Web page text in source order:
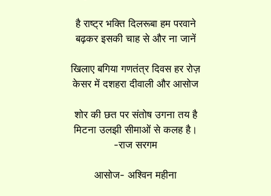
है राष्ट्र भक्ति दिलरूबा हम परवाने
बढ़कर इसकी चाह से और ना जानें
खिलाए बगिया गणतंत्र दिवस हर रोज़
केसर में दशहरा दीवाली और आसोज
शोर की छत पर संतोष उगना तय है
मिटना उलझी सीमाओं से कलह है।
-राज सरगम
आसोज- अश्विन महीना